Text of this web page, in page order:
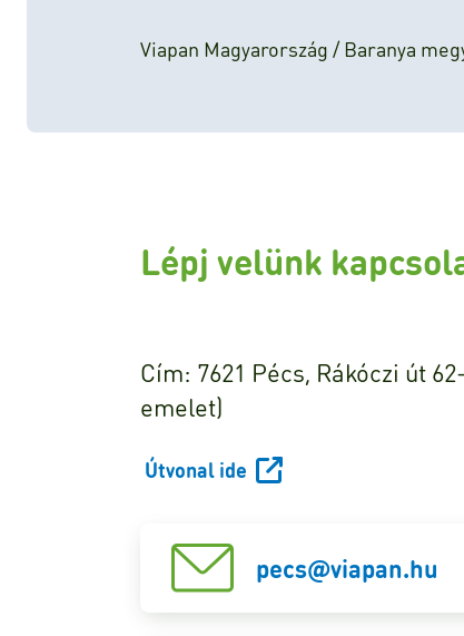
Viapan Magyarország / Baranya
Lépj velünk
Cím: 7621 Pécs, Rákóczi út
emelet)
Útvonal ide
pecs@viapan.hu